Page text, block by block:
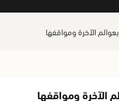
الآخرة ومواقفها
الآخرة ومواقفها